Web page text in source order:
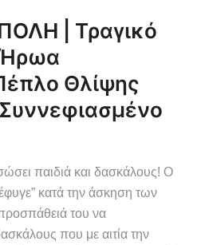
| Τραγικό
Ήρωα
Θλίψης
παιδιά και δασκάλους! Ο
κατά την άσκηση των
του να
που με αιτία την